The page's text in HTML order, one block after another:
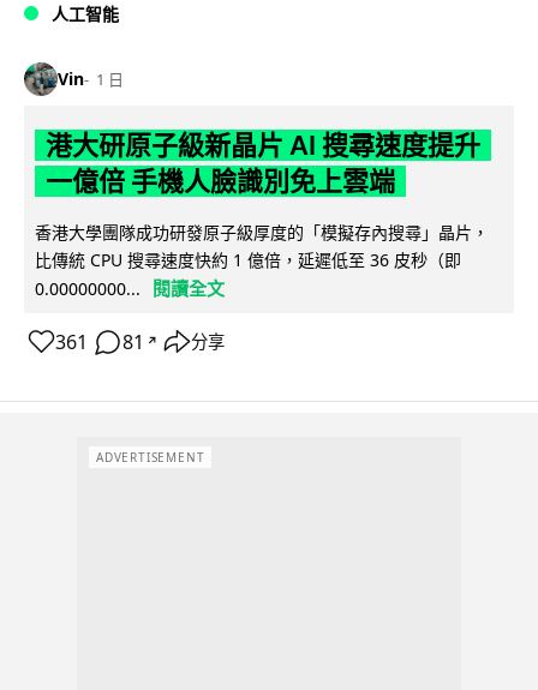
人工智能
Vin 1 日
港大研原子級新晶片 AI 搜尋速度提升
一億倍 手機人臉識別免上雲端
香港大學團隊成功研發原子級厚度的「模擬存內搜尋」晶片，
比傳統 CPU 搜尋速度快約 1 億倍，延遲低至 36 皮秒（即
0.00000000...
閱讀全文
361 81 ↗ 分享
ADVERTISEMENT